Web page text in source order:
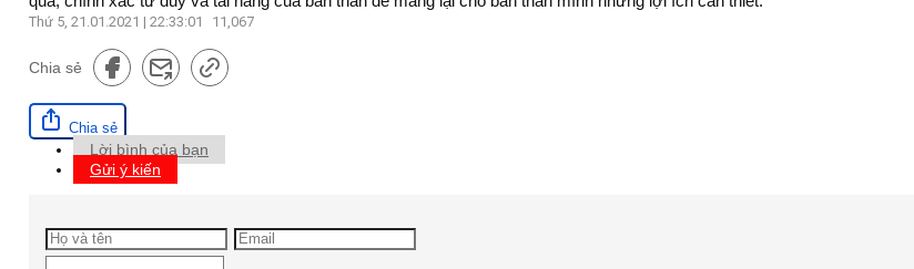
Thứ 5, 21.01.2021 | 22:33:01 11,067
Chia sẻ
Chia sẻ
Lời bình của bạn
Gửi ý kiến